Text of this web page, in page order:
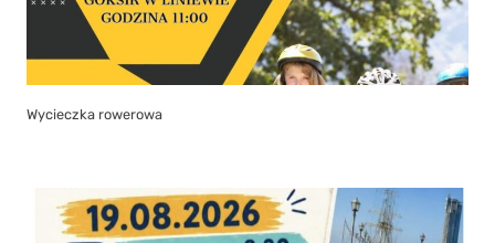
Wycieczka rowerowa